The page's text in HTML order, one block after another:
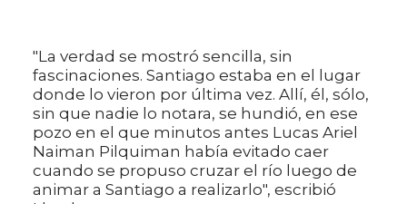
"La verdad se mostró sencilla, sin
fascinaciones. Santiago estaba en el lugar
donde lo vieron por última vez. Allí, él, sólo,
sin que nadie lo notara, se hundió, en ese
pozo en el que minutos antes Lucas Ariel
Naiman Pilquiman había evitado caer
cuando se propuso cruzar el río luego de
animar a Santiago a realizarlo", escribió